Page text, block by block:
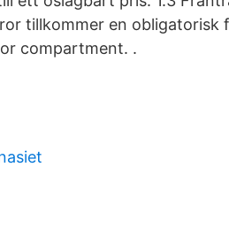
tillkommer en obligatorisk
compartment. .